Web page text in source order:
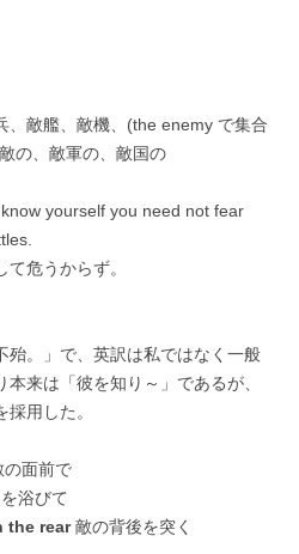
、敵艦、敵機、(the enemy で集合
の、敵軍の、敵国の
yourself you need not fear
危うからず。
殆。」で、英訳は私ではなく一般
来は「彼を知り～」であるが、
用した。
の面前で
浴びて
the rear敵の背後を突く